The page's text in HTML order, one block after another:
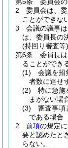
2
委員会は、
ことができな
3
会議の議事
は、委員長の
(持回り審査等)
第6条
委員長は
ることができ
(1)
会議を招
者数に達せ
(2)
特に急施
まがない場
(3)
審査事項
である場合
2
前項の規定
要と認めたと
らない。